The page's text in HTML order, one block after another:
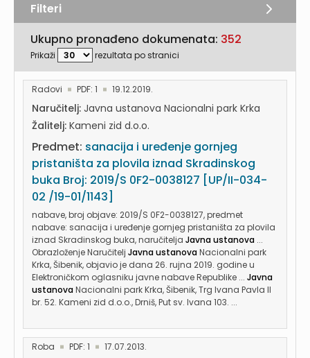
Ukupno pronađeno dokumenata: 352
Prikaži rezultata po stranici
Radovi PDF: 1 19.12.2019.
Naručitelj: Javna ustanova Nacionalni park Krka
Žalitelj: Kameni zid d.o.o.
Predmet: sanacija i uređenje gornjeg
pristaništa za plovila iznad Skradinskog
buka Broj: 2019/S 0F2-0038127 [UP/II-034-
02 /19-01/1143]
nabave, broj objave: 2019/S 0F2-0038127, predmet
nabave: sanacija i uređenje gornjeg pristaništa za plovila
iznad Skradinskog buka, naručitelja Javna ustanova ...
Obrazloženje Naručitelj Javna ustanovaNacionalni park
Krka, Šibenik, objavio je dana 26. rujna 2019. godine u
Elektroničkom oglasniku javne nabave Republike ... Javna
ustanovaNacionalni park Krka, Šibenik, Trg Ivana Pavla II
br. 52. Kameni zid d.o.o., Drniš, Put sv. Ivana 103. ...
Roba PDF: 1 17.07.2013.
Filteri